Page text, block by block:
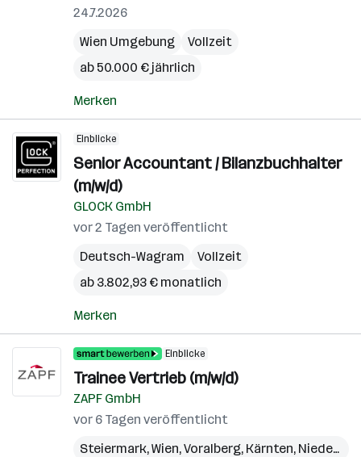
24.7.2026
Wien Umgebung
Vollzeit
ab 50.000 € jährlich
Merken
Einblicke
Senior Accountant / Bilanzbuchhalter
(m/w/d)
GLOCK GmbH
vor 2 Tagen veröffentlicht
Deutsch-Wagram
Vollzeit
ab 3.802,93 € monatlich
Merken
Einblicke
Trainee Vertrieb (m/w/d)
ZAPF GmbH
vor 6 Tagen veröffentlicht
Steiermark,Wien,Voralberg, Kärnten, Niederösterreich